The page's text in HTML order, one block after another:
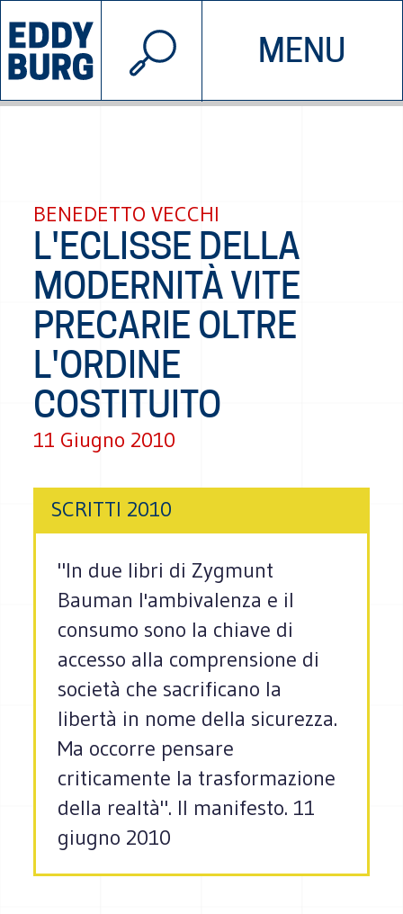
MENU
INIZIATIVE CHI SIAMO
© 2026 EDDYBURG
BENEDETTO VECCHI
L'ECLISSE DELLA
MODERNITÀ VITE
PRECARIE OLTRE
L'ORDINE
COSTITUITO
11 Giugno 2010
SCRITTI 2010
"In due libri di Zygmunt
Bauman l'ambivalenza e il
consumo sono la chiave di
accesso alla comprensione di
società che sacrificano la
libertà in nome della sicurezza.
Ma occorre pensare
criticamente la trasformazione
della realtà". Il manifesto. 11
giugno 2010